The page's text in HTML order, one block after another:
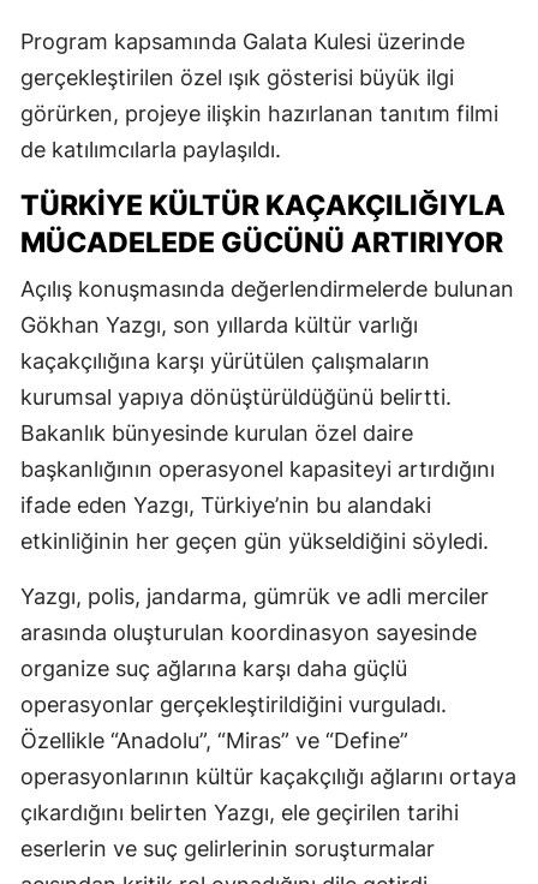
Program kapsamında Galata Kulesi üzerinde
gerçekleştirilen özel ışık gösterisi büyük ilgi
görürken, projeye ilişkin hazırlanan tanıtım filmi
de katılımcılarla paylaşıldı.
TÜRKIYE KÜLTÜR KAÇAKÇILIĞIYLA
MÜCADELEDE GÜCÜNÜ ARTIRIYOR
Açılış konuşmasında değerlendirmelerde bulunan
Gökhan Yazgı, son yıllarda kültür varlığı
kaçakçılığına karşı yürütülen çalışmaların
kurumsal yapıya dönüştürüldüğünü belirtti.
Bakanlık bünyesinde kurulan özel daire
başkanlığının operasyonel kapasiteyi artırdığını
ifade eden Yazgı, Türkiye’nin bu alandaki
etkinliğinin her geçen gün yükseldiğini söyledi.
Yazgı, polis, jandarma, gümrük ve adli merciler
arasında oluşturulan koordinasyon sayesinde
organize suç ağlarına karşı daha güçlü
operasyonlar gerçekleştirildiğini vurguladı.
Özellikle “Anadolu”, “Miras” ve “Define”
operasyonlarının kültür kaçakçılığı ağlarını ortaya
çıkardığını belirten Yazgı, ele geçirilen tarihi
eserlerin ve suç gelirlerinin soruşturmalar